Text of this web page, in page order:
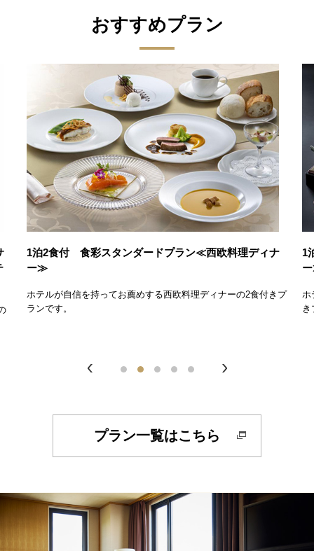
おすすめプラン
1泊2食付 食彩スタンダードプラン≪西欧料理ディナ
ー≫
ホテルが自信を持ってお薦めする西欧料理ディナーの2食付きプ
ランです。
1
ホ
き
プラン一覧はこちら